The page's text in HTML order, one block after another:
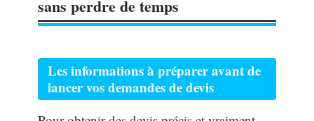
sans perdre de temps
Les informations à préparer avant de
lancer vos demandes de devis